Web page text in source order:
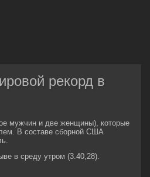
рекорд в
мужчин и две женщины), которые
В составе сборной США
в среду утром (3.40,28).